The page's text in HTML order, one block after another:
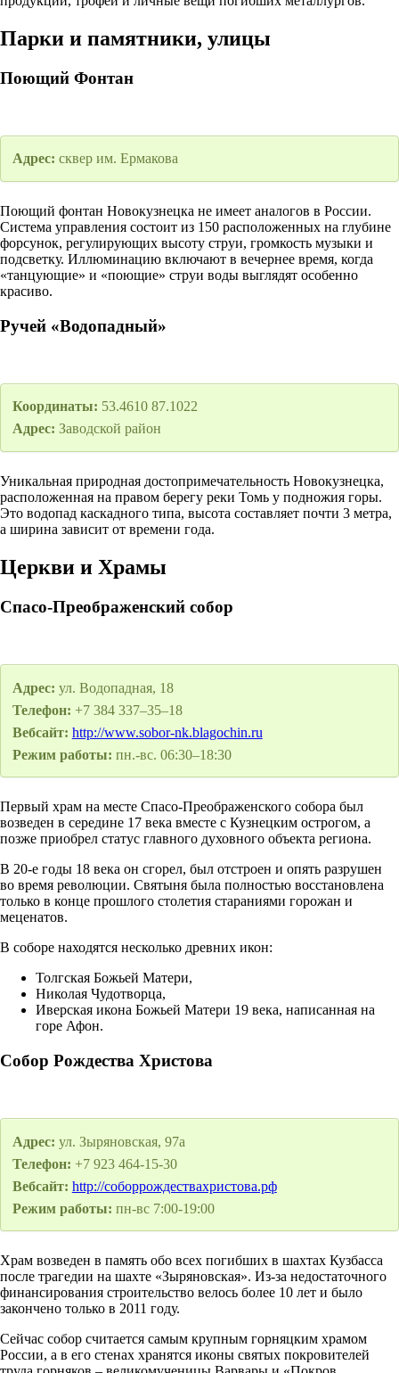
Парки и памятники, улицы
Поющий Фонтан
Адрес: сквер им. Ермакова
Поющий фонтан Новокузнецка не имеет аналогов в России.
Система управления состоит из 150 расположенных на глубине
форсунок, регулирующих высоту струи, громкость музыки и
подсветку. Иллюминацию включают в вечернее время, когда
«танцующие» и «поющие» струи воды выглядят особенно
красиво.
Ручей «Водопадный»
Координаты: 53.4610 87.1022
Адрес: Заводской район
Уникальная природная достопримечательность Новокузнецка,
расположенная на правом берегу реки Томь у подножия горы.
Это водопад каскадного типа, высота составляет почти 3 метра,
а ширина зависит от времени года.
Церкви и Храмы
Спасо-Преображенский собор
Адрес: ул. Водопадная, 18
Телефон: +7 384 337–35–18
Вебсайт: http://www.sobor-nk.blagochin.ru
Режим работы: пн.-вс. 06:30–18:30
Первый храм на месте Спасо-Преображенского собора был
возведен в середине 17 века вместе с Кузнецким острогом, а
позже приобрел статус главного духовного объекта региона.
В 20-е годы 18 века он сгорел, был отстроен и опять разрушен
во время революции. Святыня была полностью восстановлена
только в конце прошлого столетия стараниями горожан и
меценатов.
В соборе находятся несколько древних икон:
Толгская Божьей Матери,
Николая Чудотворца,
Иверская икона Божьей Матери 19 века, написанная на
горе Афон.
Собор Рождества Христова
Адрес: ул. Зыряновская, 97а
Телефон: +7 923 464-15-30
Вебсайт: http://соборрождествахристова.рф
Режим работы: пн-вс 7:00-19:00
Храм возведен в память обо всех погибших в шахтах Кузбасса
после трагедии на шахте «Зыряновская». Из-за недостаточного
финансирования строительство велось более 10 лет и было
закончено только в 2011 году.
Сейчас собор считается самым крупным горняцким храмом
России, а в его стенах хранятся иконы святых покровителей